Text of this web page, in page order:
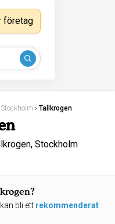
företag
Stockholm › Tallkrogen
Stockholm
bli ett rekommenderat